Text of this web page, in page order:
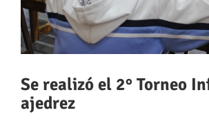
Se realizó el 2° Torneo
ajedrez